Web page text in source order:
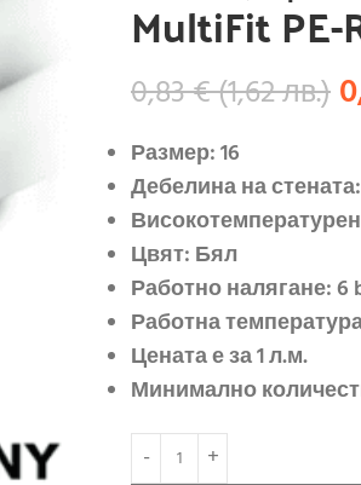
MultiFit
0,83€(1,62лв.)
Размер: 16
Дебелина на
Цвят: Бял
Работно налягане: 6
Работна
Цената е за 1 л.м.
Минимално